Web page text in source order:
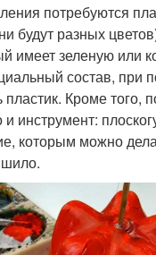
потребуются
будут разных
имеет зеленую или
состав, при
Кроме того,
и инструмент:
которым можно
шило.